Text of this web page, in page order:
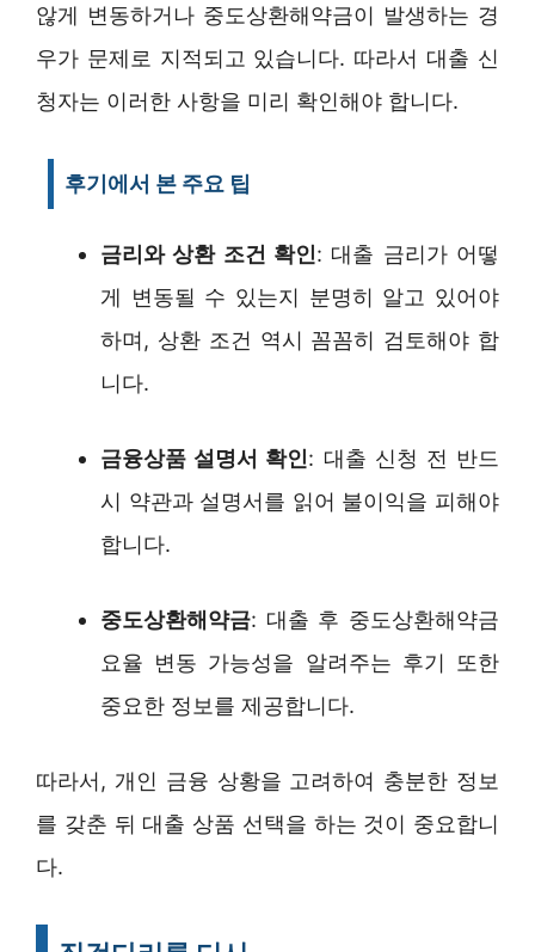
않게 변동하거나 중도상환해약금이 발생하는 경
우가 문제로 지적되고 있습니다. 따라서 대출 신
청자는 이러한 사항을 미리 확인해야 합니다.
후기에서 본 주요 팁
금리와 상환 조건 확인: 대출 금리가 어떻
게 변동될 수 있는지 분명히 알고 있어야
하며, 상환 조건 역시 꼼꼼히 검토해야 합
니다.
금융상품 설명서 확인: 대출 신청 전 반드
시 약관과 설명서를 읽어 불이익을 피해야
합니다.
중도상환해약금: 대출 후 중도상환해약금
요율 변동 가능성을 알려주는 후기 또한
중요한 정보를 제공합니다.
따라서, 개인 금융 상황을 고려하여 충분한 정보
를 갖춘 뒤 대출 상품 선택을 하는 것이 중요합니
다.